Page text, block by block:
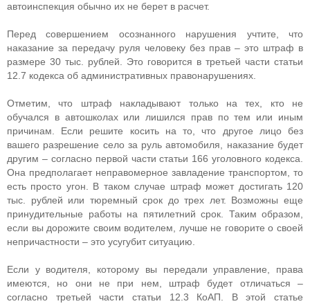
автоинспекция обычно их не берет в расчет.
Перед совершением осознанного нарушения учтите, что
наказание за передачу руля человеку без прав – это штраф в
размере 30 тыс. рублей. Это говорится в третьей части статьи
12.7 кодекса об административных правонарушениях.
Отметим, что штраф накладывают только на тех, кто не
обучался в автошколах или лишился прав по тем или иным
причинам. Если решите косить на то, что другое лицо без
вашего разрешение село за руль автомобиля, наказание будет
другим – согласно первой части статьи 166 уголовного кодекса.
Она предполагает неправомерное завладение транспортом, то
есть просто угон. В таком случае штраф может достигать 120
тыс. рублей или тюремный срок до трех лет. Возможны еще
принудительные работы на пятилетний срок. Таким образом,
если вы дорожите своим водителем, лучше не говорите о своей
непричастности – это усугубит ситуацию.
Если у водителя, которому вы передали управление, права
имеются, но они не при нем, штраф будет отличаться –
согласно третьей части статьи 12.3 КоАП. В этой статье